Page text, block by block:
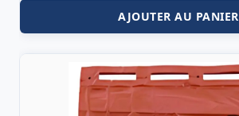
AJOUTER AU PANIER